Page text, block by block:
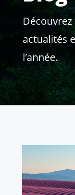
actualités
l’année.